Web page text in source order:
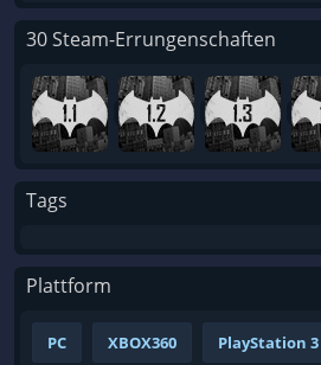
30 Steam-Errungenschaften
Tags
Plattform
PC XBOX360 PlayStation 3